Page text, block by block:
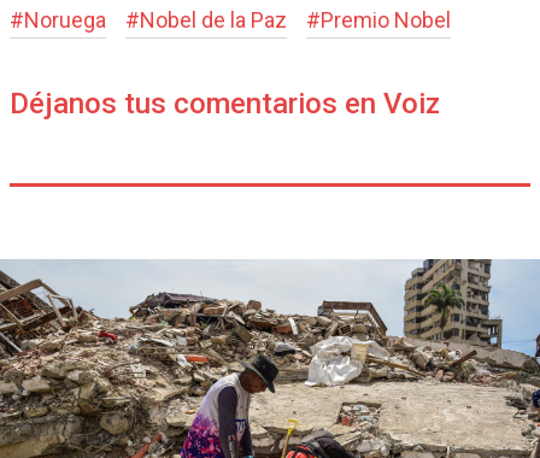
#Noruega #Nobel de la Paz #Premio Nobel
Déjanos tus comentarios en Voiz